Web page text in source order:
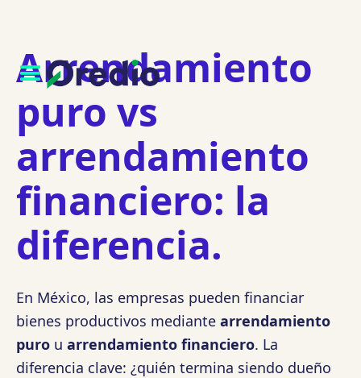
Arrendamiento
puro vs
arrendamiento
financiero: la
diferencia.
En México, las empresas pueden financiar
bienes productivos mediante arrendamiento
puro u arrendamiento financiero. La
diferencia clave: ¿quién termina siendo dueño